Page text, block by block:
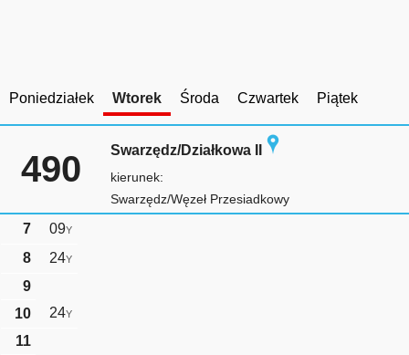
Poniedziałek Wtorek Środa Czwartek Piątek
490 Swarzędz/Działkowa II
kierunek:
Swarzędz/Węzeł Przesiadkowy
7 09Y
8 24Y
9
10
24Y
11